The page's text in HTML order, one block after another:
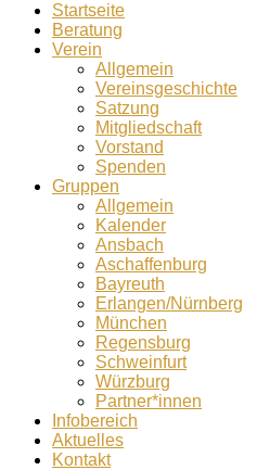
Startseite
Beratung
Verein
Allgemein
Vereins­geschichte
Satzung
Mitglied­schaft
Vorstand
Spenden
Gruppen
Allgemein
Kalender
Ansbach
Aschaffenburg
Bayreuth
Erlangen/Nürnberg
München
Regensburg
Schweinfurt
Würzburg
Partner*innen
Infobereich
Aktuelles
Kontakt